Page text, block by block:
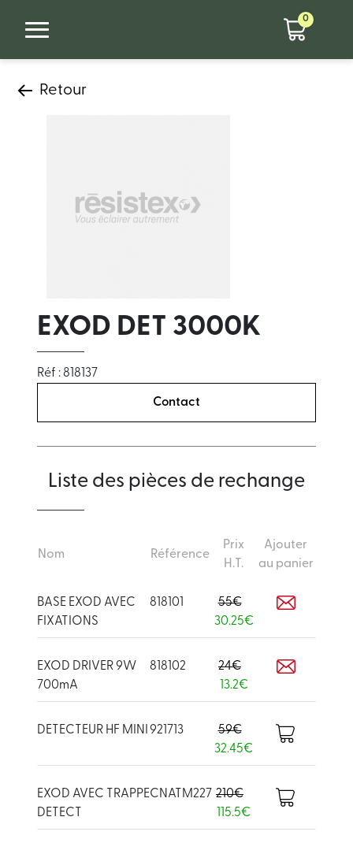
0
Retour
EXOD DET 3000K
Réf : 818137
Contact
Liste des pièces de rechange
Nom Référence
Prix
H.T.
Ajouter
au panier
BASE EXOD AVEC
FIXATIONS
818101
55€
30.25€
EXOD DRIVER 9W
700mA
818102
24€
13.2€
DETECTEUR HF MINI 921713
59€
32.45€
EXOD AVEC TRAPPE
DETECT
CNATM227 210€
115.5€